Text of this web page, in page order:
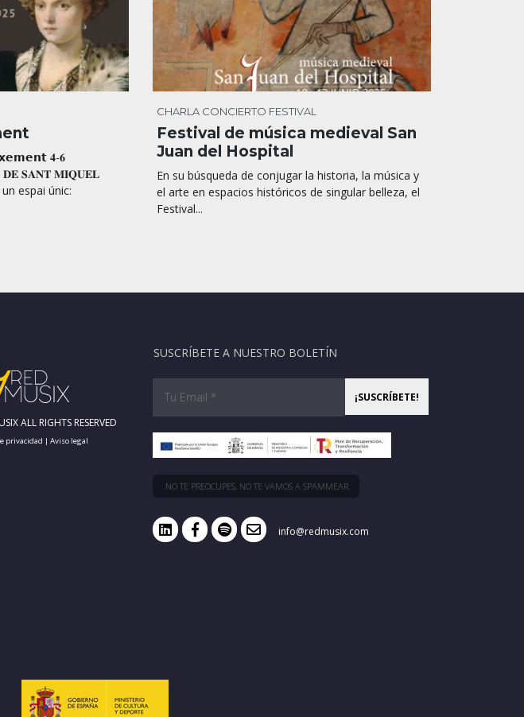
𝟒-𝟔
𝐃𝐄 𝐒𝐀𝐍𝐓 𝐌𝐈𝐐𝐔𝐄𝐋
espai únic:
CHARLA CONCIERTO FESTIVAL
Festival de música medieval San
Juan del Hospital
En su búsqueda de conjugar la historia, la música y
el arte en espacios históricos de singular belleza, el
Festival...
ALL RIGHTS RESERVED
privacidad | Aviso legal
SUSCRÍBETE A NUESTRO BOLETÍN
NO TE PREOCUPES, NO TE VAMOS A SPAMMEAR.
info@redmusix.com